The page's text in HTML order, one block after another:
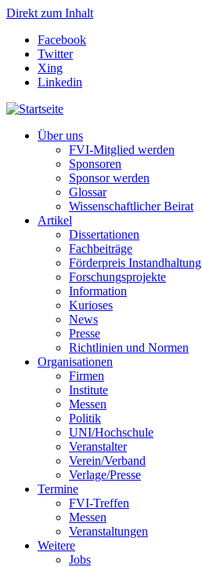
Direkt zum Inhalt
Facebook
Twitter
Xing
Linkedin
Über uns
FVI-Mitglied werden
Sponsoren
Sponsor werden
Glossar
Wissenschaftlicher Beirat
Artikel
Dissertationen
Fachbeiträge
Förderpreis Instandhaltung
Forschungsprojekte
Information
Kurioses
News
Presse
Richtlinien und Normen
Organisationen
Firmen
Institute
Messen
Politik
UNI/Hochschule
Veranstalter
Verein/Verband
Verlage/Presse
Termine
FVI-Treffen
Messen
Veranstaltungen
Weitere
Jobs